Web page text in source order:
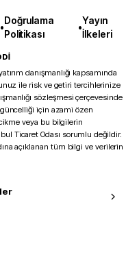
•
Doğrulama
Politikası
•
Yayın
İlkeleri
danışmanlığı kapsamında
ile risk ve getiri tercihlerinize
sözleşmesi çerçevesinde
için azami özen
veya bu bilgilerin
Ticaret Odası sorumlu değildir.
açıklanan tüm bilgi ve verilerin